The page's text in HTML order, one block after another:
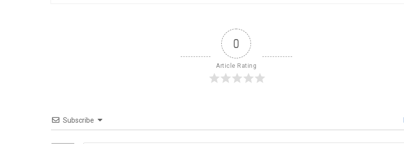
0
Article Rating
Subscribe